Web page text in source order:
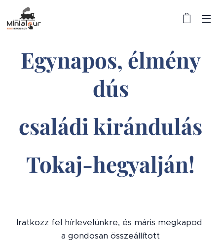
Egynapos, élmény
dús
családi kirándulás
Tokaj-hegyalján!
Iratkozz fel hírlevelünkre, és máris megkapod
a gondosan összeállított